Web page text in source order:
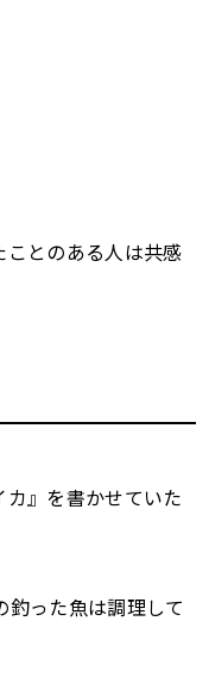
とのある人は共感
』を書かせていた
釣った魚は調理して